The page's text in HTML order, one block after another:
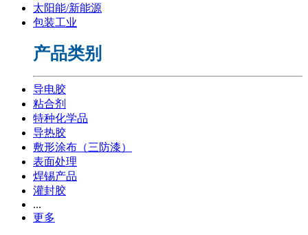
太阳能/新能源
包装工业
产品类别
导电胶
粘合剂
特种化学品
导热胶
敷形涂布（三防漆）
表面处理
焊锡产品
灌封胶
...
更多